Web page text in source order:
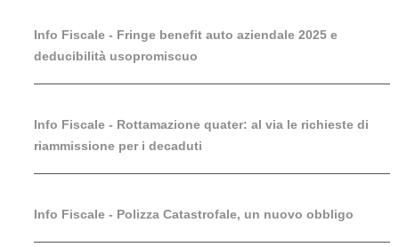
Info Fiscale - Fringe benefit auto aziendale 2025 e
deducibilità usopromiscuo
Info Fiscale - Rottamazione quater: al via le richieste di
riammissione per i decaduti
Info Fiscale - Polizza Catastrofale, un nuovo obbligo